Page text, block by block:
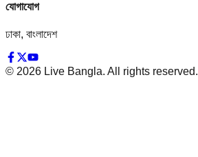
যোগাযোগ
ঢাকা, বাংলাদেশ
© 2026 Live Bangla. All rights reserved.